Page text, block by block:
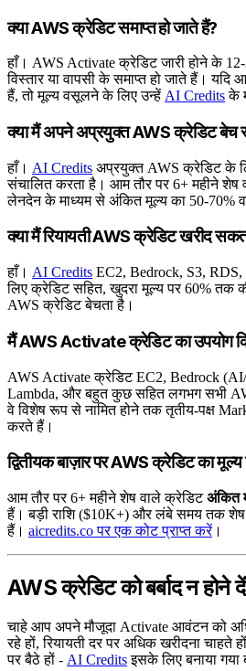
क्या AWS क्रेडिट समाप्त हो जाते हैं?
हाँ। AWS Activate क्रेडिट जारी होने के 12-
विस्तार या वापसी के समाप्त हो जाते हैं। यदि
हैं, तो मूल्य वसूलने के लिए उन्हें AI Creditsके
क्या मैं अपने अप्रयुक्त AWS क्रेडिट बेच
हाँ। AI Credits अप्रयुक्त AWS क्रेडिट के
संचालित करता है। आम तौर पर 6+ महीने शेष
लेनदेन के माध्यम से अंकित मूल्य का 50-70%
क्या मैं रियायती AWS क्रेडिट खरीद
हाँ। AI Credits EC2, Bedrock, S3,
लिए क्रेडिट सहित, खुदरा मूल्य पर 60% तक
AWS क्रेडिट बेचता है।
मैं AWS Activate क्रेडिट का उपयोग
AWS Activate क्रेडिट EC2, Bedrock
Lambda, और बहुत कुछ सहित लगभग सभी
वे विशेष रूप से नामित होने तक तृतीय-पक्ष
करते हैं।
द्वितीयक बाज़ार पर AWS क्रेडिट का
आम तौर पर 6+ महीने शेष वाले क्रेडिटअंकित
हैं। बड़ी राशि ($10K+) और लंबे समय तक शेष
हैं। aicredits.co पर एक कोट प्राप्त करें।
AWS क्रेडिट को बर्बाद न होने दें
चाहे आप अपने मौजूदा Activate आवंटन को
रहे हों, रियायती दर पर अधिक खरीदना चाहते
पर बैठे हों - AI Creditsइसके लिए बनाया गया